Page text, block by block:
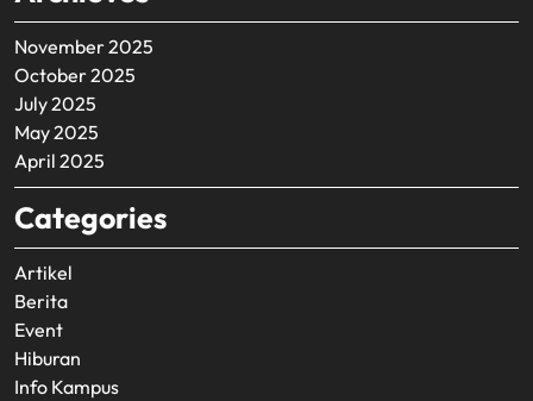
November 2025
October 2025
July 2025
May 2025
April 2025
Categories
Artikel
Berita
Event
Hiburan
Info Kampus